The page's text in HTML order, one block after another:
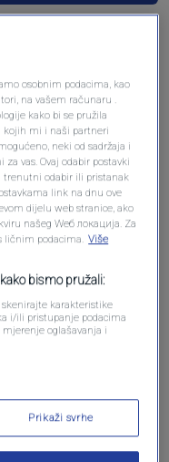
osobnim podacima, kao
na vašem računaru .
kako bi se pružila
kojih mi i naši partneri
neki od sadržaja i
vas. Ovaj odabir postavki
trenutni odabir ili pristanak
link na dnu ove
dijelu web stranice, ako
našeg Wеб локација. Za
ličnim podacima. Više
bismo pružali:
karakteristike
i/ili pristupanje podacima
mjerenje oglašavanja i
Prikaži svrhe